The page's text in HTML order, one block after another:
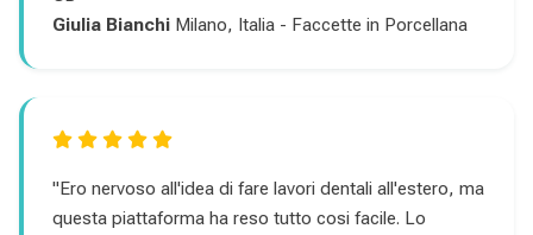
Giulia Bianchi Milano, Italia - Faccette in Porcellana
"Ero nervoso all'idea di fare lavori dentali all'estero, ma
questa piattaforma ha reso tutto cosi facile. Lo